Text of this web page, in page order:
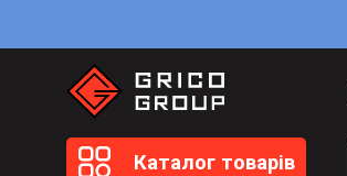
Каталог товарів